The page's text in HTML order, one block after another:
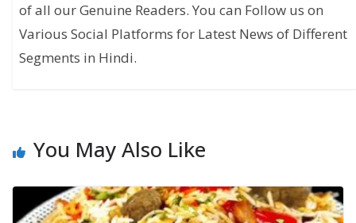
of all our Genuine Readers. You can Follow us on
Various Social Platforms for Latest News of Different
Segments in Hindi.
You May Also Like